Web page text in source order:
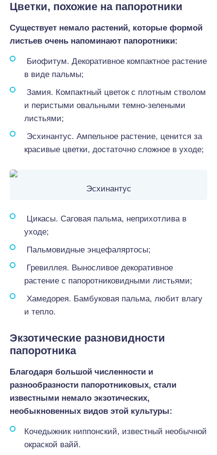
Цветки, похожие на папоротники
Существует немало растений, которые формой
листьев очень напоминают папоротники:
Биофитум. Декоративное компактное растение
в виде пальмы;
Замия. Компактный цветок с плотным стволом
и перистыми овальными темно-зелеными
листьями;
Эсхинантус. Ампельное растение, ценится за
красивые цветки, достаточно сложное в уходе;
Эсхинантус
Цикасы. Саговая пальма, неприхотлива в
уходе;
Пальмовидные энцефаляртосы;
Гревиллея. Выносливое декоративное
растение с папоротниковидными листьями;
Хамедорея. Бамбуковая пальма, любит влагу
и тепло.
Экзотические разновидности
папоротника
Благодаря большой численности и
разнообразности папоротниковых, стали
известными немало экзотических,
необыкновенных видов этой культуры:
Кочедыжник ниппонский, известный необычной
окраской вайй.